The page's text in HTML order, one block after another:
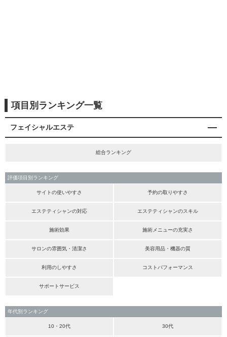
項目別ランキング一覧
フェイシャルエステ
総合ランキング
評価項目別ランキング
サイトの使いやすさ 予約の取りやすさ
エステティシャンの対応 エステティシャンのスキル
施術効果 施術メニューの充実さ
サロンの雰囲気・清潔さ 美容用品・機器の質
利用のしやすさ コストパフォーマンス
サポートサービス
年代別ランキング
10・20代 30代